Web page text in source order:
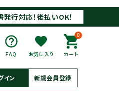
行対応！後払いOK！
FAQ お気に入り
0
カート
イン 新規会員登録